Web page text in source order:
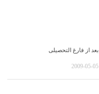
بعد از فارغ التحصیلی
2009-05-05